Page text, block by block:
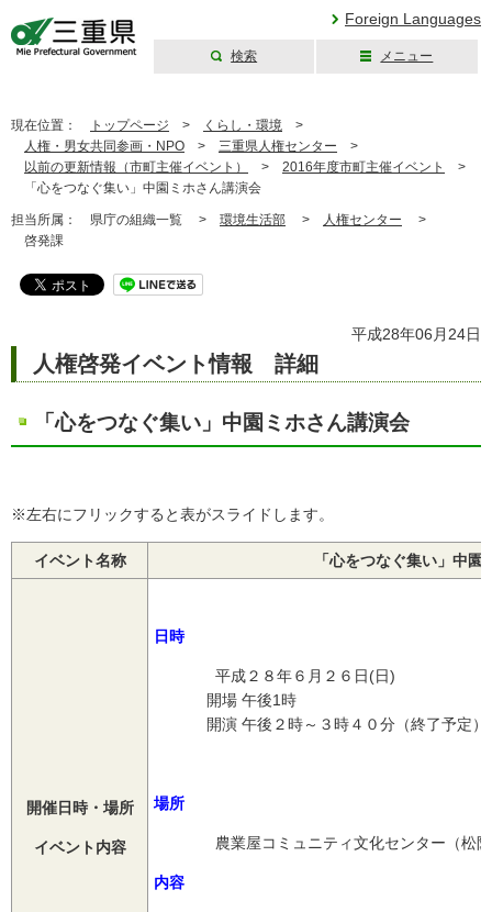
Foreign Languages
検索 メニュー
現在位置： トップページ > くらし・環境 >
人権・男女共同参画・NPO > 三重県人権センター >
以前の更新情報（市町主催イベント）
> 2016年度市町主催イベント
>
「心をつなぐ集い」中園ミホさん講演会
担当所属： 県庁の組織一覧 > 環境生活部 > 人権センター >
啓発課
平成28年06月24日
人権啓発イベント情報 詳細
「心をつなぐ集い」中園ミホさん講演会
※左右にフリックすると表がスライドします。
イベント名称 「心をつなぐ集い」中園
開催日時・場所
イベント内容
日時
平成２８年６月２６日(日)
開場 午後1時
開演 午後２時～３時４０分（終了予定）
場所
農業屋コミュニティ文化センター（松阪
内容